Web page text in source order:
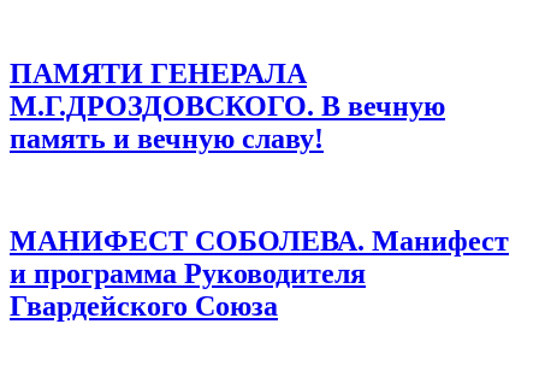
ПАМЯТИ ГЕНЕРАЛА
М.Г.ДРОЗДОВСКОГО. В вечную
память и вечную славу!
МАНИФЕСТ СОБОЛЕВА. Манифест
и программа Руководителя
Гвардейского Союза